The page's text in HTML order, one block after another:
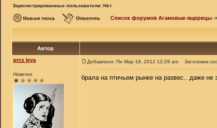
Зарегистрированные пользователи: Нет
Список форумов Агамовые ящерицы -
Автор
prcs leya
Новичок
Добавлено: Пн Мар 19, 2012 12:29 am Заголовок
брала на птичьем рынке на развес.. даже не